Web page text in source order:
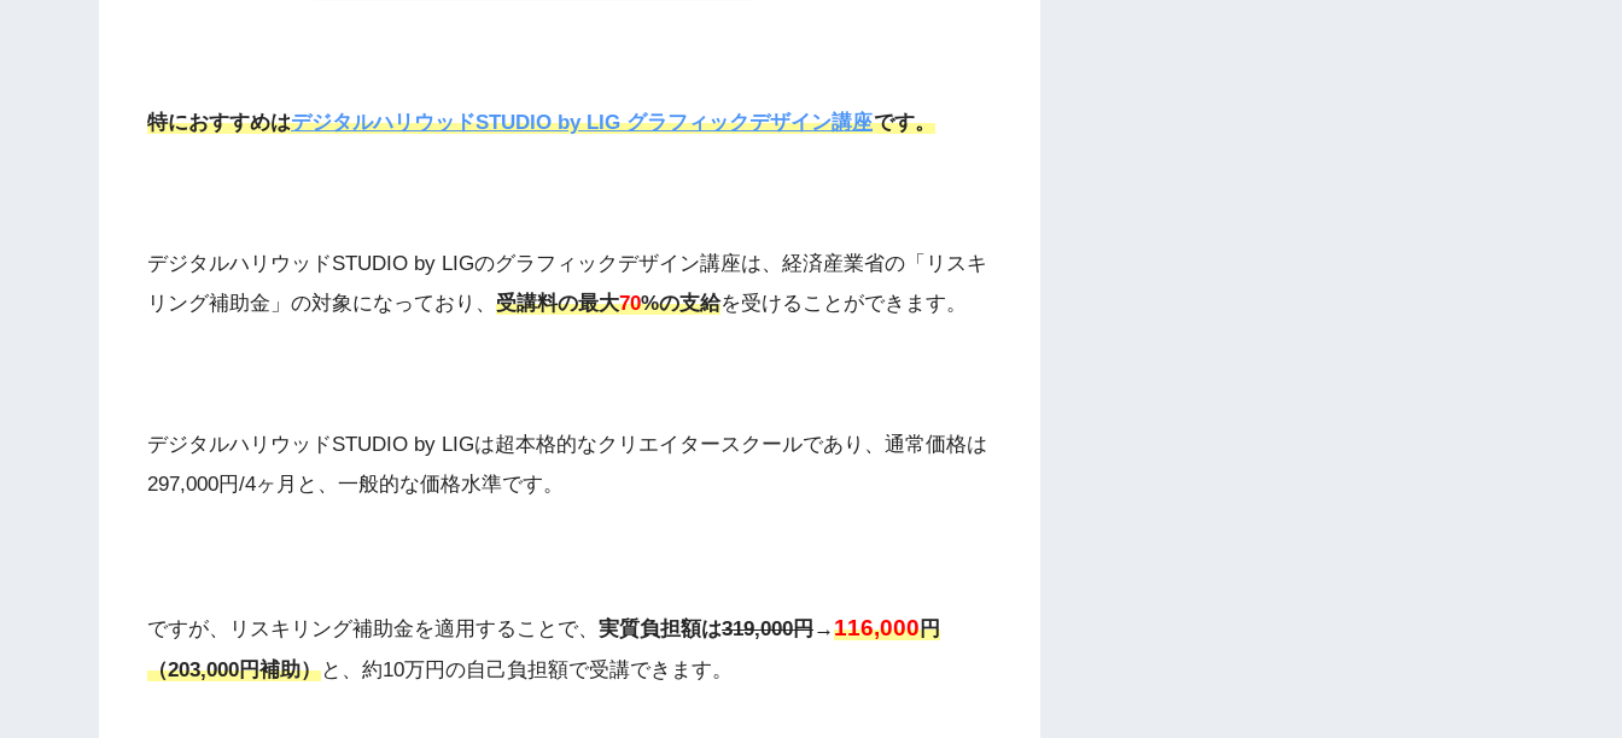
特におすすめはデジタルハリウッドSTUDIO by LIG グラフィックデザイン講座です。
デジタルハリウッドSTUDIO by LIGのグラフィックデザイン講座は、経済産業省の「リスキ
リング補助金」の対象になっており、 受講料の最大70%の支給を受けることができます。
デジタルハリウッドSTUDIO by LIGは超本格的なクリエイタースクールであり、通常価格は
297,000円/4ヶ月と、一般的な価格水準です。
ですが、リスキリング補助金を適用することで、 実質負担額は319,000円→116,000円
（203,000円補助）と、約10万円の自己負担額で受講できます。